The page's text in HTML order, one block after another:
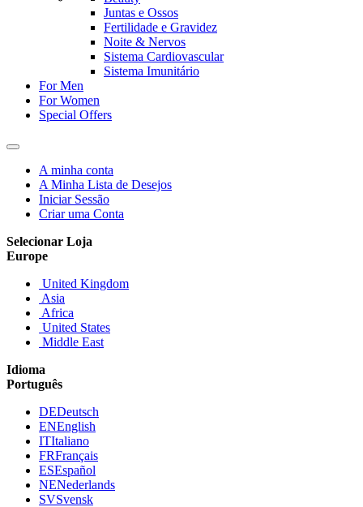
Juntas e Ossos
Fertilidade e Gravidez
Noite & Nervos
Sistema Cardiovascular
Sistema Imunitário
For Men
For Women
Special Offers
A minha conta
A Minha Lista de Desejos
Iniciar Sessão
Criar uma Conta
Selecionar Loja
Europe
United Kingdom
Asia
Africa
United States
Middle East
Idioma
Português
DEDeutsch
ENEnglish
ITItaliano
FRFrançais
ESEspañol
NENederlands
SVSvensk